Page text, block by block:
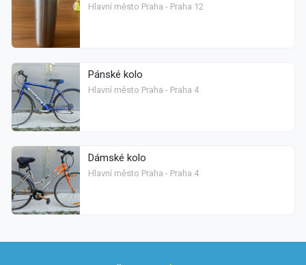
Hlavní město Praha - Praha 12
Pánské kolo
Hlavní město Praha - Praha 4
Dámské kolo
Hlavní město Praha - Praha 4